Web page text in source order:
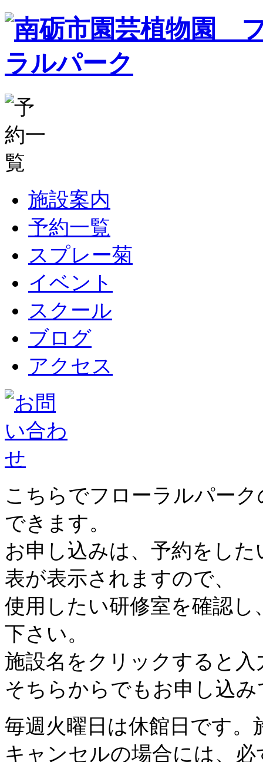
施設案内
予約一覧
スプレー菊
イベント
スクール
ブログ
アクセス
こちらでフローラルパー
できます。
お申し込みは、予約をし
表が表示されますので、
使用したい研修室を確認
下さい。
施設名をクリックすると
そちらからでもお申し込
毎週火曜日は休館日です
キャンセルの場合には、